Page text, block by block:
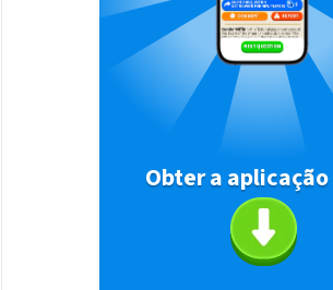
Obter a